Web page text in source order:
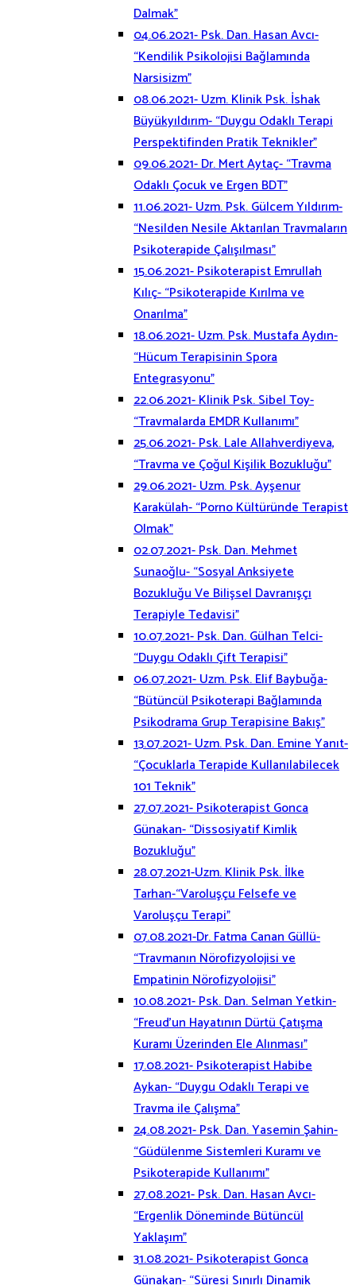
Dalmak”
04.06.2021- Psk. Dan. Hasan Avcı-
“Kendilik Psikolojisi Bağlamında
Narsisizm”
08.06.2021- Uzm. Klinik Psk. İshak
Büyükyıldırım- “Duygu Odaklı Terapi
Perspektifinden Pratik Teknikler”
09.06.2021- Dr. Mert Aytaç- “Travma
Odaklı Çocuk ve Ergen BDT”
11.06.2021- Uzm. Psk. Gülcem Yıldırım-
“Nesilden Nesile Aktarılan Travmaların
Psikoterapide Çalışılması”
15.06.2021- Psikoterapist Emrullah
Kılıç- “Psikoterapide Kırılma ve
Onarılma”
18.06.2021- Uzm. Psk. Mustafa Aydın-
“Hücum Terapisinin Spora
Entegrasyonu”
22.06.2021- Klinik Psk. Sibel Toy-
“Travmalarda EMDR Kullanımı”
25.06.2021- Psk. Lale Allahverdiyeva,
“Travma ve Çoğul Kişilik Bozukluğu”
29.06.2021- Uzm. Psk. Ayşenur
Karakülah- “Porno Kültüründe Terapist
Olmak”
02.07.2021- Psk. Dan. Mehmet
Sunaoğlu- “Sosyal Anksiyete
Bozukluğu Ve Bilişsel Davranışçı
Terapiyle Tedavisi”
10.07.2021- Psk. Dan. Gülhan Telci-
“Duygu Odaklı Çift Terapisi”
06.07.2021- Uzm. Psk. Elif Baybuğa-
“Bütüncül Psikoterapi Bağlamında
Psikodrama Grup Terapisine Bakış”
13.07.2021- Uzm. Psk. Dan. Emine Yanıt-
“Çocuklarla Terapide Kullanılabilecek
101 Teknik”
27.07.2021- Psikoterapist Gonca
Günakan- “Dissosiyatif Kimlik
Bozukluğu”
28.07.2021-Uzm. Klinik Psk. İlke
Tarhan-“Varoluşçu Felsefe ve
Varoluşçu Terapi”
07.08.2021-Dr. Fatma Canan Güllü-
“Travmanın Nörofizyolojisi ve
Empatinin Nörofizyolojisi”
10.08.2021- Psk. Dan. Selman Yetkin-
“Freud’un Hayatının Dürtü Çatışma
Kuramı Üzerinden Ele Alınması”
17.08.2021- Psikoterapist Habibe
Aykan- “Duygu Odaklı Terapi ve
Travma ile Çalışma”
24.08.2021- Psk. Dan. Yasemin Şahin-
“Güdülenme Sistemleri Kuramı ve
Psikoterapide Kullanımı”
27.08.2021- Psk. Dan. Hasan Avcı-
“Ergenlik Döneminde Bütüncül
Yaklaşım”
31.08.2021- Psikoterapist Gonca
Günakan- “Süresi Sınırlı Dinamik